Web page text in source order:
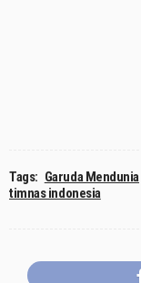
Tags: Garuda Mendunia
timnas indonesia